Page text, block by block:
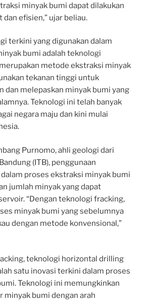
minyak bumi dapat dilakukan
efisien,” ujar beliau.
terkini yang digunakan dalam
bumi adalah teknologi
metode ekstraksi minyak
tekanan tinggi untuk
dan melepaskan minyak bumi yang
Teknologi ini telah banyak
negara maju dan kini mulai
Purnomo, ahli geologi dari
(ITB), penggunaan
proses ekstraksi minyak bumi
jumlah minyak yang dapat
“Dengan teknologi fracking,
minyak bumi yang sebelumnya
dengan metode konvensional,”
teknologi horizontal drilling
satu inovasi terkini dalam proses
Teknologi ini memungkinkan
minyak bumi dengan arah